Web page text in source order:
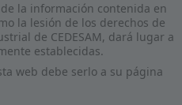
la información contenida en
la lesión de los derechos de
de CEDESAM, dará lugar a
establecidas.
web debe serlo a su página